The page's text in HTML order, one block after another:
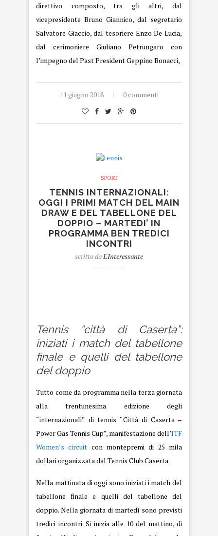
direttivo composto, tra gli altri, dal
vicepresidente Bruno Giannico, dal segretario
Salvatore Giaccio, dal tesoriere Enzo De Lucia,
dal cerimoniere Giuliano Petrungaro con
l’impegno del Past President Geppino Bonacci,
11 giugno 2018 0 commenti
SPORT
TENNIS INTERNAZIONALI:
OGGI I PRIMI MATCH DEL MAIN
DRAW E DEL TABELLONE DEL
DOPPIO – MARTEDI’ IN
PROGRAMMA BEN TREDICI
INCONTRI
scritto da L'Interessante
Tennis “città di Caserta”:
iniziati i match del tabellone
finale e quelli del tabellone
del doppio
Tutto come da programma nella terza giornata
alla trentunesima edizione degli
“internazionali” di tennis “Città di Caserta –
Power Gas Tennis Cup”, manifestazione dell’ITF
Women’s circuit con montepremi di 25 mila
dollari organizzata dal Tennis Club Caserta.
Nella mattinata di oggi sono iniziati i match del
tabellone finale e quelli del tabellone del
doppio. Nella giornata di martedì sono previsti
tredici incontri. Si inizia alle 10 del mattino, di